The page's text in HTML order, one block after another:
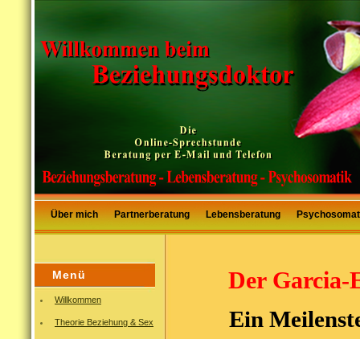
Über mich Partnerberatung Lebensberatung
Menü
Willkommen
Theorie Beziehung & Sex
Der Garcia-
Ein